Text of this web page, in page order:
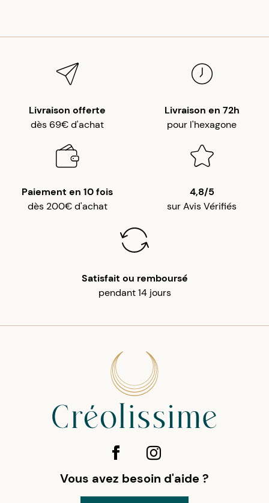
Livraison offerte
dès 69€ d'achat
Livraison en 72h
pour l'hexagone
Paiement en 10 fois
dès 200€ d'achat
4,8/5
sur Avis Vérifiés
Satisfait ou remboursé
pendant 14 jours
Vous avez besoin d'aide ?